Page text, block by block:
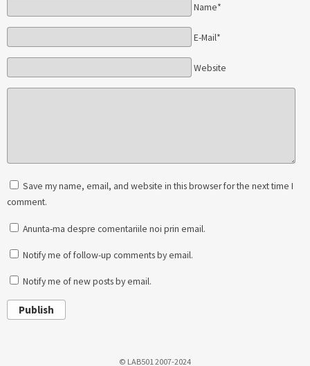
Name*
E-Mail*
Website
Save my name, email, and website in this browser for the next time I
comment.
Anunta-ma despre comentariile noi prin email.
Notify me of follow-up comments by email.
Notify me of new posts by email.
Publish
© LAB501 2007-2024